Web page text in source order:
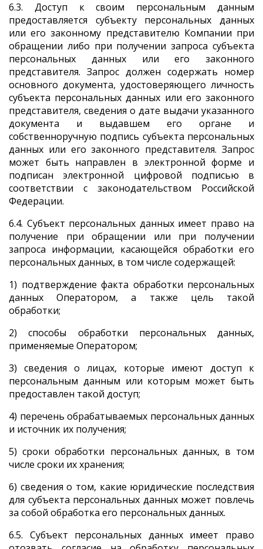
6.3. Доступ к своим персональным данным
предоставляется субъекту персональных данных
или его законному представителю Компании при
обращении либо при получении запроса субъекта
персональных данных или его законного
представителя. Запрос должен содержать номер
основного документа, удостоверяющего личность
субъекта персональных данных или его законного
представителя, сведения о дате выдачи указанного
документа и выдавшем его органе и
собственноручную подпись субъекта персональных
данных или его законного представителя. Запрос
может быть направлен в электронной форме и
подписан электронной цифровой подписью в
соответствии с законодательством Российской
Федерации.
6.4. Субъект персональных данных имеет право на
получение при обращении или при получении
запроса информации, касающейся обработки его
персональных данных, в том числе содержащей:
1) подтверждение факта обработки персональных
данных Оператором, а также цель такой
обработки;
2) способы обработки персональных данных,
применяемые Оператором;
3) сведения о лицах, которые имеют доступ к
персональным данным или которым может быть
предоставлен такой доступ;
4) перечень обрабатываемых персональных данных
и источник их получения;
5) сроки обработки персональных данных, в том
числе сроки их хранения;
6) сведения о том, какие юридические последствия
для субъекта персональных данных может повлечь
за собой обработка его персональных данных.
6.5. Субъект персональных данных имеет право